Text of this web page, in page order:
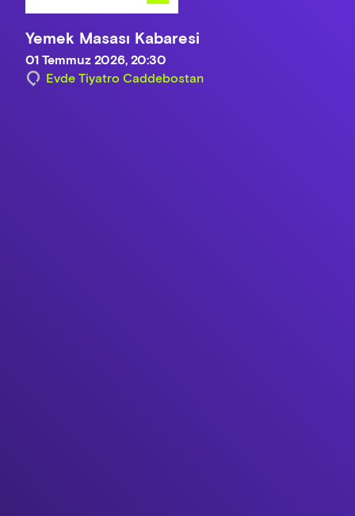
Yemek Masası Kabaresi
01 Temmuz 2026, 20:30
Evde Tiyatro Caddebostan